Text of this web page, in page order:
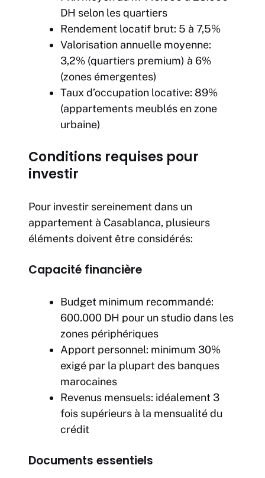
DH selon les quartiers
Rendement locatif brut: 5 à 7,5%
Valorisation annuelle moyenne:
3,2% (quartiers premium) à 6%
(zones émergentes)
Taux d’occupation locative: 89%
(appartements meublés en zone
urbaine)
Conditions requises pour
investir
Pour investir sereinement dans un
appartement à Casablanca, plusieurs
éléments doivent être considérés:
Capacité financière
Budget minimum recommandé:
600.000 DH pour un studio dans les
zones périphériques
Apport personnel: minimum 30%
exigé par la plupart des banques
marocaines
Revenus mensuels: idéalement 3
fois supérieurs à la mensualité du
crédit
Documents essentiels